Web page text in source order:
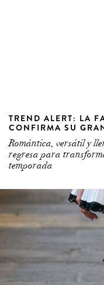
CONFIRMA SU
Romántica, versátil y
regresa para
temporada